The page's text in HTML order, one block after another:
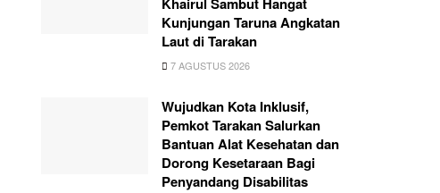
Kunjungan Taruna Angkatan
Laut di Tarakan
7 AGUSTUS 2026
Wujudkan Kota Inklusif,
Pemkot Tarakan Salurkan
Bantuan Alat Kesehatan dan
Dorong Kesetaraan Bagi
Penyandang Disabilitas